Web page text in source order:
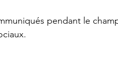
pendant le